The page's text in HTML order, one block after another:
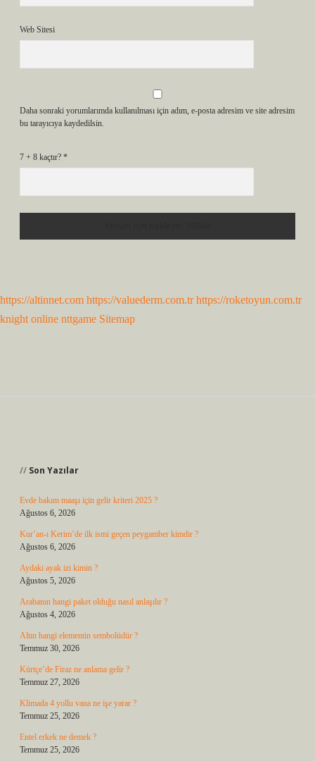
Web Sitesi
Daha sonraki yorumlarımda kullanılması için adım, e-posta adresim ve site adresim
bu tarayıcıya kaydedilsin.
7 + 8 kaçtır? *
https://altinnet.com https://valuederm.com.tr https://roketoyun.com.tr
knight online nttgame Sitemap
Son Yazılar
Evde bakım maaşı için gelir kriteri 2025 ?
Ağustos 6, 2026
Kur’an-ı Kerim’de ilk ismi geçen peygamber kimdir ?
Ağustos 6, 2026
Aydaki ayak izi kimin ?
Ağustos 5, 2026
Arabanın hangi paket olduğu nasıl anlaşılır ?
Ağustos 4, 2026
Altın hangi elementin sembolüdür ?
Temmuz 30, 2026
Kürtçe’de Firaz ne anlama gelir ?
Temmuz 27, 2026
Klimada 4 yollu vana ne işe yarar ?
Temmuz 25, 2026
Entel erkek ne demek ?
Temmuz 25, 2026